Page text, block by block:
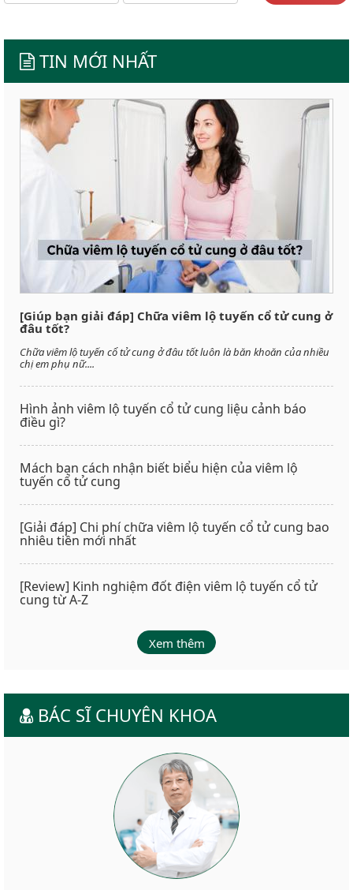
TIN MỚI NHẤT
[Giúp bạn giải đáp] Chữa viêm lộ tuyến cổ tử cung ở
đâu tốt?
Chữa viêm lộ tuyến cổ tử cung ở đâu tốt luôn là băn khoăn của nhiều
chị em phụ nữ....
Hình ảnh viêm lộ tuyến cổ tử cung liệu cảnh báo
điều gì?
Mách bạn cách nhận biết biểu hiện của viêm lộ
tuyến cổ tử cung
[Giải đáp] Chi phí chữa viêm lộ tuyến cổ tử cung bao
nhiêu tiền mới nhất
[Review] Kinh nghiệm đốt điện viêm lộ tuyến cổ tử
cung từ A-Z
Xem thêm
BÁC SĨ CHUYÊN KHOA